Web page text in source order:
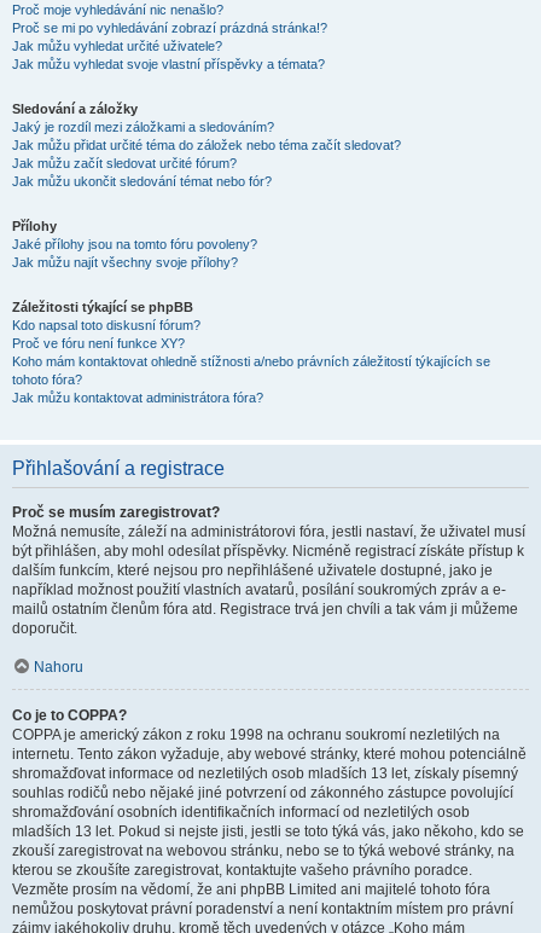
Proč moje vyhledávání nic nenašlo?
Proč se mi po vyhledávání zobrazí prázdná stránka!?
Jak můžu vyhledat určité uživatele?
Jak můžu vyhledat svoje vlastní příspěvky a témata?
Sledování a záložky
Jaký je rozdíl mezi záložkami a sledováním?
Jak můžu přidat určité téma do záložek nebo téma začít sledovat?
Jak můžu začít sledovat určité fórum?
Jak můžu ukončit sledování témat nebo fór?
Přílohy
Jaké přílohy jsou na tomto fóru povoleny?
Jak můžu najít všechny svoje přílohy?
Záležitosti týkající se phpBB
Kdo napsal toto diskusní fórum?
Proč ve fóru není funkce XY?
Koho mám kontaktovat ohledně stížnosti a/nebo právních záležitostí týkajících se
tohoto fóra?
Jak můžu kontaktovat administrátora fóra?
Přihlašování a registrace
Proč se musím zaregistrovat?
Možná nemusíte, záleží na administrátorovi fóra, jestli nastaví, že uživatel musí
být přihlášen, aby mohl odesílat příspěvky. Nicméně registrací získáte přístup k
dalším funkcím, které nejsou pro nepřihlášené uživatele dostupné, jako je
například možnost použití vlastních avatarů, posílání soukromých zpráv a e-
mailů ostatním členům fóra atd. Registrace trvá jen chvíli a tak vám ji můžeme
doporučit.
Nahoru
Co je to COPPA?
COPPA je americký zákon z roku 1998 na ochranu soukromí nezletilých na
internetu. Tento zákon vyžaduje, aby webové stránky, které mohou potenciálně
shromažďovat informace od nezletilých osob mladších 13 let, získaly písemný
souhlas rodičů nebo nějaké jiné potvrzení od zákonného zástupce povolující
shromažďování osobních identifikačních informací od nezletilých osob
mladších 13 let. Pokud si nejste jisti, jestli se toto týká vás, jako někoho, kdo se
zkouší zaregistrovat na webovou stránku, nebo se to týká webové stránky, na
kterou se zkoušíte zaregistrovat, kontaktujte vašeho právního poradce.
Vezměte prosím na vědomí, že ani phpBB Limited ani majitelé tohoto fóra
nemůžou poskytovat právní poradenství a není kontaktním místem pro právní
zájmy jakéhokoliv druhu, kromě těch uvedených v otázce „Koho mám